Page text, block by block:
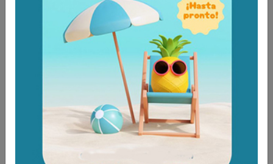
producto.
Tambien te recomendamos